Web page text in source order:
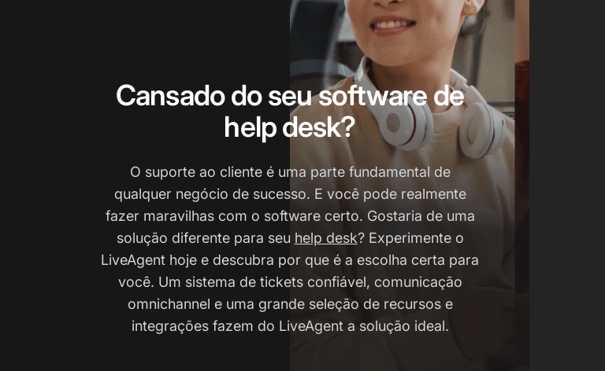
Cansado do seu software de
help desk?
O suporte ao cliente é uma parte fundamental de
qualquer negócio de sucesso. E você pode realmente
fazer maravilhas com o software certo. Gostaria de uma
solução diferente para seu help desk? Experimente o
LiveAgent hoje e descubra por que é a escolha certa para
você. Um sistema de tickets confiável, comunicação
omnichannel e uma grande seleção de recursos e
integrações fazem do LiveAgent a solução ideal.